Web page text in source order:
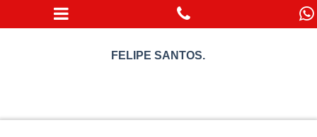
FELIPE SANTOS.